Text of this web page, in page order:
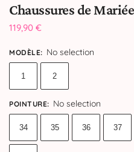
Chaussures de
119,90 €
MODÈLE: No selection
1 2
POINTURE: No selection
34 35 36 37